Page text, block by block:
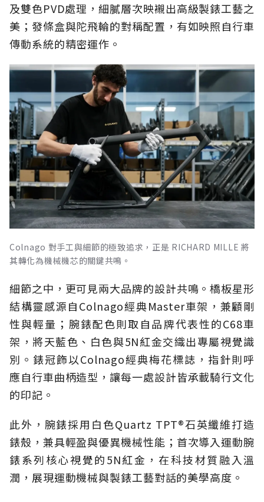
及雙色PVD處理，細膩層次映襯出高級製錶工藝之
美；發條盒與陀飛輪的對稱配置，有如映照自行車
傳動系統的精密運作。
Colnago 對手工與細節的極致追求，正是 RICHARD MILLE 將
其轉化為機械機芯的關鍵共鳴。
細節之中，更可見兩大品牌的設計共鳴。橋板星形
結構靈感源自Colnago經典Master車架，兼顧剛
性與輕量；腕錶配色則取自品牌代表性的C68車
架，將天藍色、白色與5N紅金交織出專屬視覺識
別。錶冠飾以Colnago經典梅花標誌，指針則呼
應自行車曲柄造型，讓每一處設計皆承載騎行文化
的印記。
此外，腕錶採用白色Quartz TPT®石英纖維打造
錶殼，兼具輕盈與優異機械性能；首次導入運動腕
錶系列核心視覺的5N紅金，在科技材質融入溫
潤，展現運動機械與製錶工藝對話的美學高度。